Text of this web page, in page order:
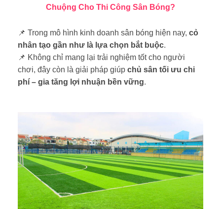
Chuộng Cho Thi Công Sân Bóng?
📌 Trong mô hình kinh doanh sân bóng hiện nay, cỏ
nhân tạo gần như là lựa chọn bắt buộc.
📌 Không chỉ mang lại trải nghiệm tốt cho người
chơi, đây còn là giải pháp giúp chủ sân tối ưu chi
phí – gia tăng lợi nhuận bền vững.